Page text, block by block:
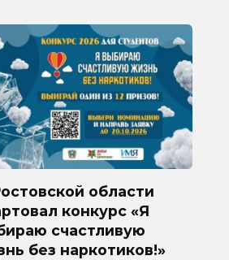
области
конкурс «Я
счастливую
без наркотиков!»